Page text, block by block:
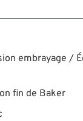
embrayage /
fin de Baker